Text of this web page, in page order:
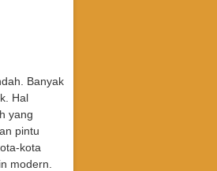
Banyak
Hal
yang
pintu
kota
modern.